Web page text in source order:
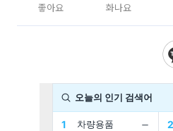
좋아요 화나요